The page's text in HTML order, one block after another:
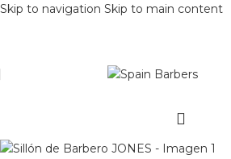
Skip to navigation Skip to main content